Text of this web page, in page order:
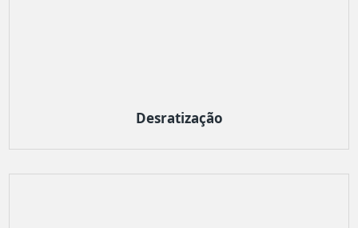
Desratização